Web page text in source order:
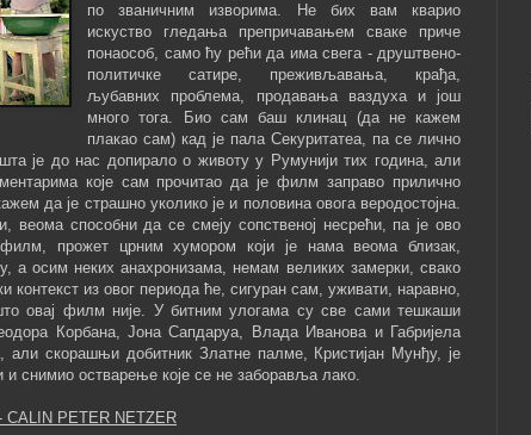
по званичним изворима. Не бих вам кварио
искуство гледања препричавањем сваке приче
понаособ, само ћу рећи да има свега - друштвено-
политичке сатире, преживљавања, крађа,
љубавних проблема, продавања ваздуха и још
много тога. Био сам баш клинац (да не кажем
плакао сам) кад је пала Секуритатеа, па се лично
је до нас допирало о животу у Румунији тих година, али
које сам прочитао да је филм заправо прилично
да је страшно уколико је и половина овога веродостојна.
веома способни да се смеју сопственој несрећи, па је ово
филм, прожет црним хумором који је нама веома близак,
а осим неких анахронизама, немам великих замерки, свако
контекст из овог периода ће, сигуран сам, уживати, наравно,
овај филм није. У битним улогама су све сами тешкаши
Корбана, Јона Сапдаруа, Влада Иванова и Габријела
али скорашњи добитник Златне палме, Кристијан Мунђу, је
и снимио остварење које се не заборавља лако.
CALIN PETER NETZER